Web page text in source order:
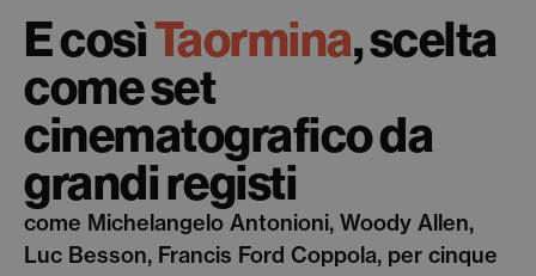
E cosìTaormina, scelta
come set
cinematografico da
grandi registi
come Michelangelo Antonioni, Woody Allen,
Luc Besson, Francis Ford Coppola, per cinque